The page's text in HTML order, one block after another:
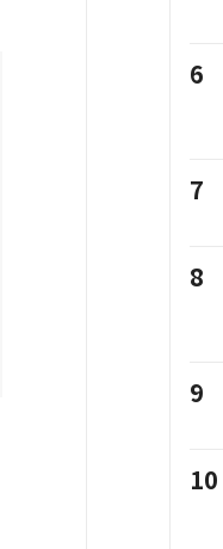
6
7
8
9
10